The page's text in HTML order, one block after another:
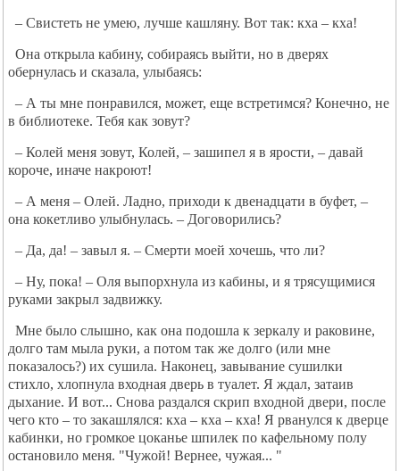
– Свистеть не умею, лучше кашляну. Вот так: кха – кха!
Она открыла кабину, собираясь выйти, но в дверях
обернулась и сказала, улыбаясь:
– А ты мне понравился, может, еще встретимся? Конечно, не
в библиотеке. Тебя как зовут?
– Колей меня зовут, Колей, – зашипел я в ярости, – давай
короче, иначе накроют!
– А меня – Олей. Ладно, приходи к двенадцати в буфет, –
она кокетливо улыбнулась. – Договорились?
– Да, да! – завыл я. – Смерти моей хочешь, что ли?
– Ну, пока! – Оля выпорхнула из кабины, и я трясущимися
руками закрыл задвижку.
Мне было слышно, как она подошла к зеркалу и раковине,
долго там мыла руки, а потом так же долго (или мне
показалось?) их сушила. Наконец, завывание сушилки
стихло, хлопнула входная дверь в туалет. Я ждал, затаив
дыхание. И вот... Снова раздался скрип входной двери, после
чего кто – то закашлялся: кха – кха – кха! Я рванулся к дверце
кабинки, но громкое цоканье шпилек по кафельному полу
остановило меня. "Чужой! Вернее, чужая... "